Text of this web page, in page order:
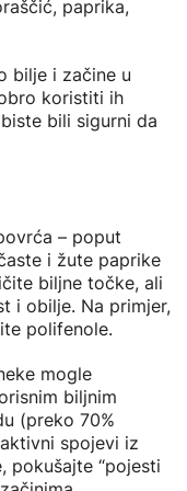
paprika,
bilje i začine u
koristiti ih
bili sigurni da
– poput
i žute paprike
biljne točke, ali
i obilje. Na primjer,
polifenole.
mogle
biljnim
(preko 70%
spojevi iz
pokušajte “pojesti